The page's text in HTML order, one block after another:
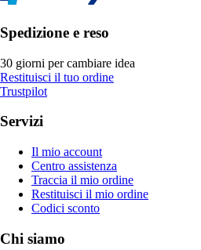
Spedizione e reso
30 giorni per cambiare idea
Restituisci il tuo ordine
Trustpilot
Servizi
Il mio account
Centro assistenza
Traccia il mio ordine
Restituisci il mio ordine
Codici sconto
Chi siamo